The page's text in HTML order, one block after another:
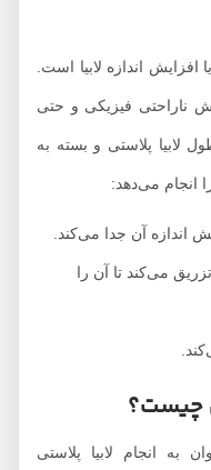
اندازه لابیا است.
فیزیکی و حتی
پلاستی و بسته به
می‌دهد:
آن جدا می‌کند.
می‌کند تا آن را
انجام لابیا پلاستی